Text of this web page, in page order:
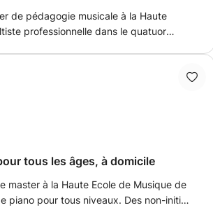
de pédagogie musicale à la Haute
professionnelle dans le quatuor
recherche du son. Mes cours
pour les débutants avec des
simple et attentif pour
reprendre cette pratique après une
et rigoureux pour les étudiants
tous les âges, à domicile
master à la Haute Ecole de Musique de
tous niveaux. Des non-initiés